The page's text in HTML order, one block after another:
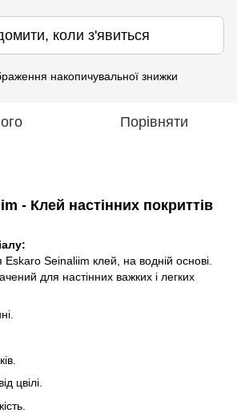
коли з'явиться
накопичувальної знижки
Порівняти
- Клей настінних покриттів
Seinaliim клей, на водній основі.
для настінних важких і легких
цвілі.